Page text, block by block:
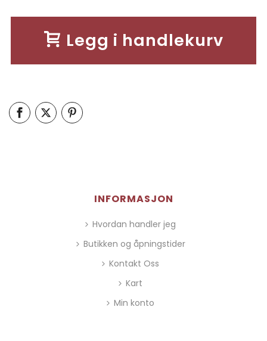
Legg i handlekurv
INFORMASJON
Hvordan handler jeg
Butikken og åpningstider
Kontakt Oss
Kart
Min konto